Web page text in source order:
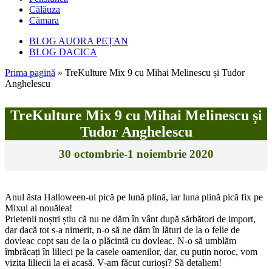
Călăuza
Cămara
BLOG AUORA PEȚAN
BLOG DACICA
Prima pagină » TreKulture Mix 9 cu Mihai Melinescu și Tudor
Anghelescu
TreKulture Mix 9 cu Mihai Melinescu și
Tudor Anghelescu
30 octombrie-1 noiembrie 2020
Anul ăsta Halloween-ul pică pe lună plină, iar luna plină pică fix pe
Mixul al nouălea!
Prietenii noștri știu că nu ne dăm în vânt după sărbători de import,
dar dacă tot s-a nimerit, n-o să ne dăm în lături de la o felie de
dovleac copt sau de la o plăcintă cu dovleac. N-o să umblăm
îmbrăcați în lilieci pe la casele oamenilor, dar, cu puțin noroc, vom
vizita liliecii la ei acasă. V-am făcut curioși? Să detaliem!